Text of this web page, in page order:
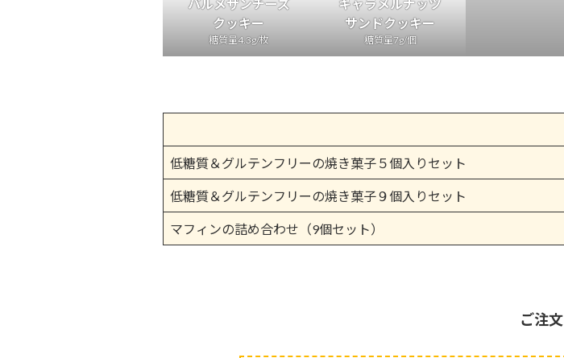
パルメザンチーズ
クッキー
糖質量4.3g/枚
キャラメルナッツ
サンドクッキー
糖質量7g/個
低糖質＆グルテンフリーの焼き菓子５個入りセット
低糖質＆グルテンフリーの焼き菓子９個入りセット
マフィンの詰め合わせ（9個セット）
ご注文